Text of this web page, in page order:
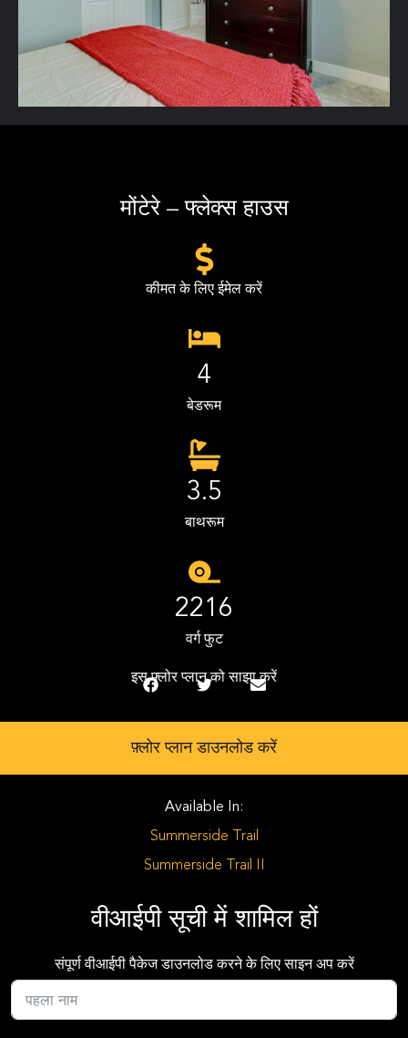
मोंटेरे – फ्लेक्स हाउस
कीमत के लिए ईमेल करें
4
बेडरूम
3.5
बाथरूम
2216
वर्ग फुट
इस फ़्लोर प्लान को साझा करें
फ़्लोर प्लान डाउनलोड करें
Available In:
Summerside Trail
Summerside Trail II
वीआईपी सूची में शामिल हों
संपूर्ण वीआईपी पैकेज डाउनलोड करने के लिए साइन अप करें